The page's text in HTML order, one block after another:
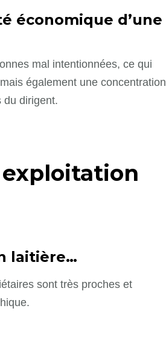
économique d’une
mal intentionnées, ce qui
également une concentration
du dirigent.
exploitation
laitière…
sont très proches et